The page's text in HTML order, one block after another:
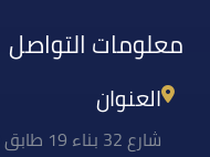
معلومات التواصل
العنوان
شارع 32 بناء 19 طابق 10